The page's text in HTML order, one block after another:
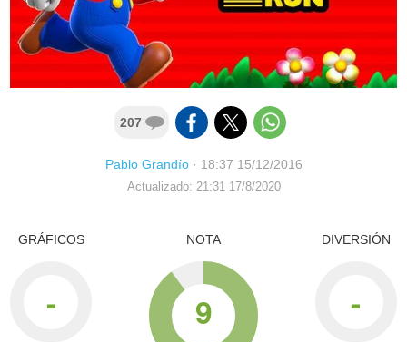
207
Pablo Grandío· 18:37 15/12/2016
Actualizado: 21:31 17/8/2020
GRÁFICOS
-
NOTA
9
DIVERSIÓN
-